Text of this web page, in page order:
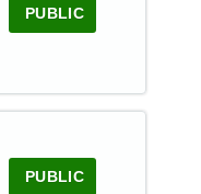
PUBLIC
PUBLIC